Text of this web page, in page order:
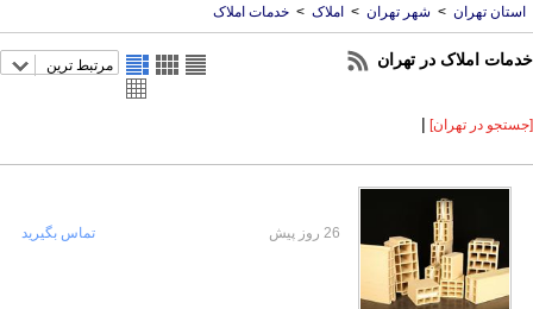
استان تهران > شهر تهران > املاک > خدمات املاک
خدمات املاک در تهران مرتبط ترین
[جستجو در تهران] |
26 روز پیش تماس بگیرید